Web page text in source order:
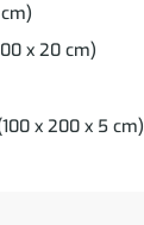
x 20 cm)
x 200 x 5 cm)